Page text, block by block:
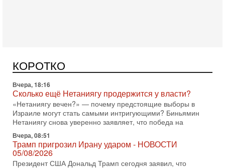
КОРОТКО
АХИ «Дракон», которую называют самой мощной
субмариной на Ближнем Востоке. Передача прошла на
Вчера, 18:16
Сколько ещё Нетаниягу продержится у власти?
«Нетаниягу вечен?» — почему предстоящие выборы в
Израиле могут стать самыми интригующими? Биньямин
Нетаниягу снова уверенно заявляет, что победа на
Вчера, 08:51
Трамп пригрозил Ирану ударом - НОВОСТИ
05/08/2026
Президент США Дональд Трамп сегодня заявил, что